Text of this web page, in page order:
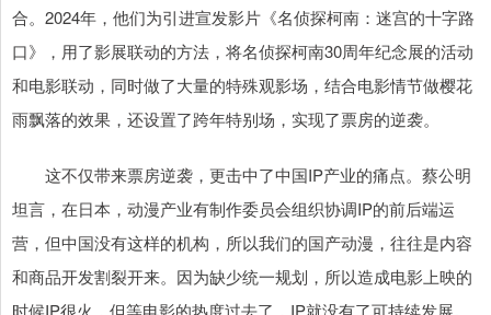
合。2024年，他们为引进宣发影片《名侦探柯南：迷宫的十字路
口》，用了影展联动的方法，将名侦探柯南30周年纪念展的活动
和电影联动，同时做了大量的特殊观影场，结合电影情节做樱花
雨飘落的效果，还设置了跨年特别场，实现了票房的逆袭。
这不仅带来票房逆袭，更击中了中国IP产业的痛点。蔡公明
坦言，在日本，动漫产业有制作委员会组织协调IP的前后端运
营，但中国没有这样的机构，所以我们的国产动漫，往往是内容
和商品开发割裂开来。因为缺少统一规划，所以造成电影上映的
时候IP很火，但等电影的热度过去了，IP就没有了可持续发展。